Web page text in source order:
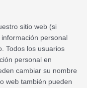
sitio web (si
personal
Todos los usuarios
personal en
cambiar su nombre
web también pueden